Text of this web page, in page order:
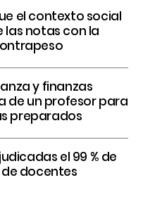
el contexto social
las notas con la
y finanzas
de un profesor para
preparados
el 99 % de
docentes